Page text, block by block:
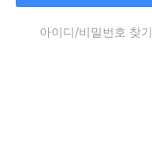
아이디/비밀번호 찾기